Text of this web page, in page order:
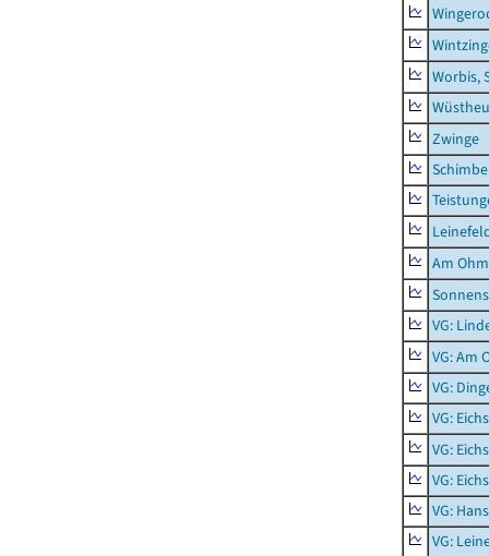
Worbis,
Zwinge
Am
VG:
VG: Am
VG:
VG:
VG:
VG:
VG:
VG: